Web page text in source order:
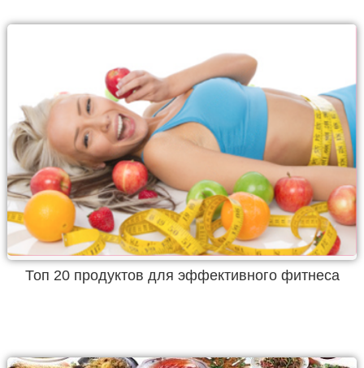
Топ 20 продуктов для эффективного фитнеса